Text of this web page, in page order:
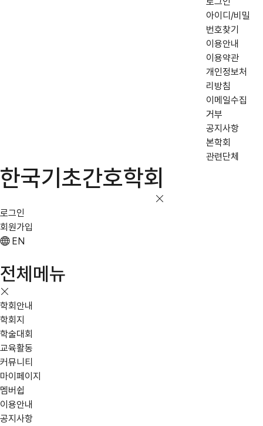
아이디/비밀
번호찾기
이용안내
이용약관
개인정보처
리방침
이메일수집
거부
공지사항
본학회
관련단체
한국기초간호학회
로그인
회원가입
EN
전체메뉴
학회안내
학회지
학술대회
교육활동
커뮤니티
마이페이지
멤버쉽
이용안내
공지사항